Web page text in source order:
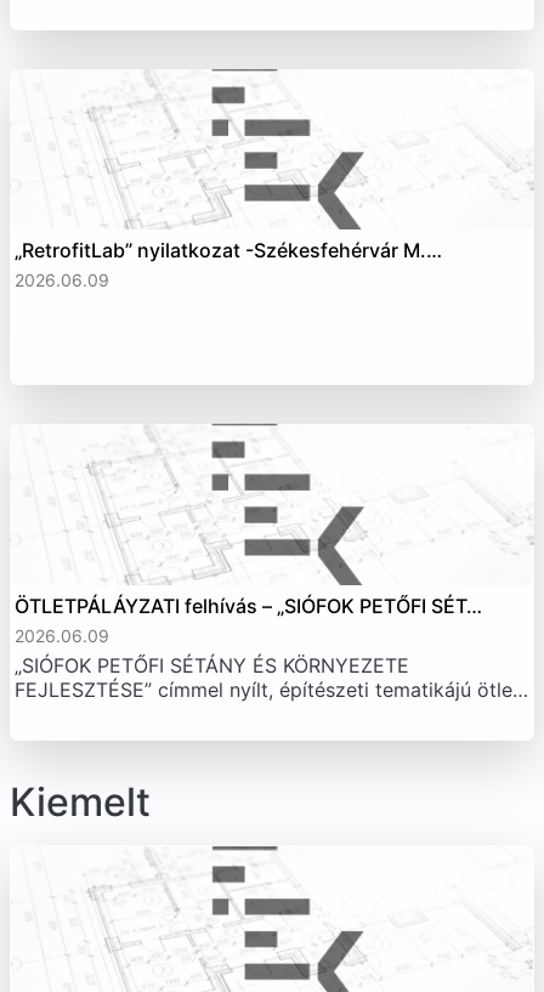
„RetrofitLab” nyilatkozat -Székesfehérvár M.…
2026.06.09
ÖTLETPÁLÁYZATI felhívás – „SIÓFOK PETŐFI SÉT…
2026.06.09
„SIÓFOK PETŐFI SÉTÁNY ÉS KÖRNYEZETE
FEJLESZTÉSE” címmel nyílt, építészeti tematikájú ötle…
Kiemelt